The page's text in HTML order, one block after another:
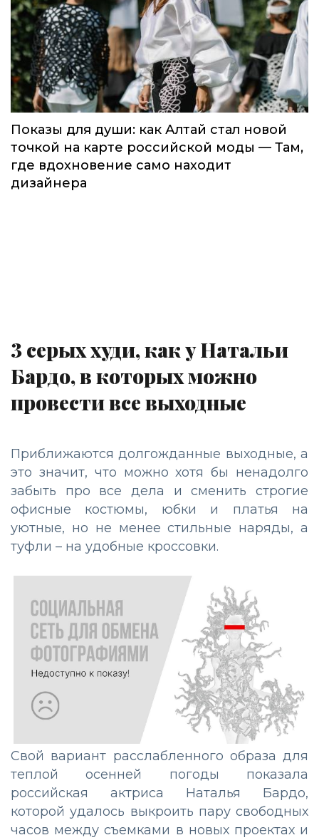
Показы для души: как Алтай стал новой
точкой на карте российской моды — Там,
где вдохновение само находит
дизайнера
3 серых худи, как у Натальи
Бардо, в которых можно
провести все выходные
Приближаются долгожданные выходные, а
это значит, что можно хотя бы ненадолго
забыть про все дела и сменить строгие
офисные костюмы, юбки и платья на
уютные, но не менее стильные наряды, а
туфли – на удобные кроссовки.
Свой вариант расслабленного образа для
теплой осенней погоды показала
российская актриса Наталья Бардо,
которой удалось выкроить пару свободных
часов между съемками в новых проектах и